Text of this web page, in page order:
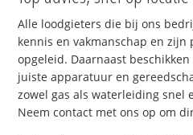
Alle loodgieters die bij ons
kennis en vakmanschap en zijn
opgeleid. Daarnaast
juiste apparatuur en
zowel gas als waterleiding snel
Neem contact met ons op om